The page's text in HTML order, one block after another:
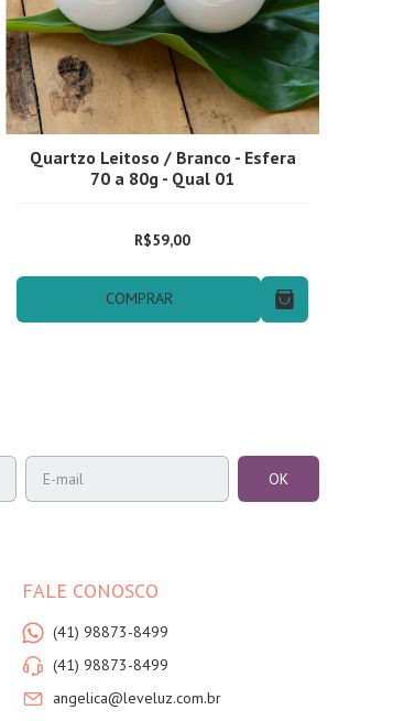
Quartzo Leitoso / Branco - Esfera
70 a 80g - Qual 01
R$59,00
COMPRAR
FALE CONOSCO
(41) 98873-8499
(41) 98873-8499
angelica@leveluz.com.br